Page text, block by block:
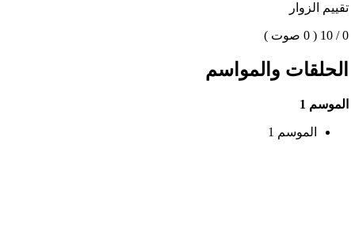
تقييم الزوار
0 / 10 ( 0 صوت )
الحلقات والمواسم
الموسم 1
الموسم 1